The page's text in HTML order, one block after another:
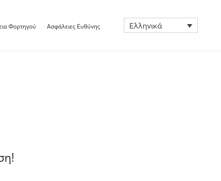
Φορτηγού Ασφάλειες Ευθύνης Ελληνικά